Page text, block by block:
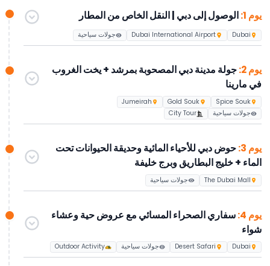
تذاكر دخول وانتقالات مشمولة.
مثالية للمسافرين الباحثين عن الفخامة والراحة وتجارب لا تُنسى في
دبي.
يوم 1: الوصول إلى دبي | النقل الخاص من المطار
Dubai
Dubai International Airport جولات سياحية
يوم 2:
جولة مدينة دبي المصحوبة بمرشد + يخت الغروب
في مارينا
Spice Souk
Gold Souk
Jumeirah
جولات سياحية
City Tour
يوم 3:
حوض دبي للأحياء المائية وحديقة الحيوانات تحت
الماء + خليج البطاريق وبرج خليفة
The Dubai Mall جولات سياحية
يوم 4:
سفاري الصحراء المسائي مع عروض حية وعشاء
شواء
Dubai
Desert Safari جولات سياحية Outdoor Activity